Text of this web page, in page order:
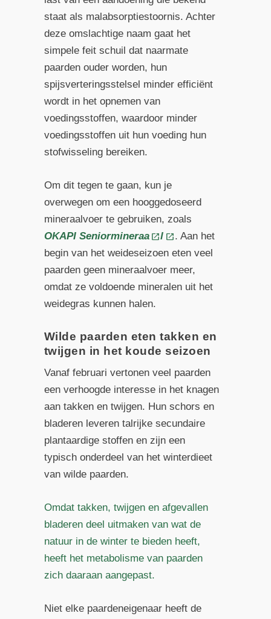
staat als malabsorptiestoornis. Achter
deze omslachtige naam gaat het
simpele feit schuil dat naarmate
paarden ouder worden, hun
spijsverteringsstelsel minder efficiënt
wordt in het opnemen van
voedingsstoffen, waardoor minder
voedingsstoffen uit hun voeding hun
stofwisseling bereiken.
Om dit tegen te gaan, kun je
overwegen om een hooggedoseerd
mineraalvoer te gebruiken, zoals
OKAPI Seniormineraa
l
. Aan het
begin van het weideseizoen eten veel
paarden geen mineraalvoer meer,
omdat ze voldoende mineralen uit het
weidegras kunnen halen.
Wilde paarden eten takken en
twijgen in het koude seizoen
Vanaf februari vertonen veel paarden
een verhoogde interesse in het knagen
aan takken en twijgen. Hun schors en
bladeren leveren talrijke secundaire
plantaardige stoffen en zijn een
typisch onderdeel van het winterdieet
van wilde paarden.
Omdat takken, twijgen en afgevallen
bladeren deel uitmaken van wat de
natuur in de winter te bieden heeft,
heeft het metabolisme van paarden
zich daaraan aangepast.
Niet elke paardeneigenaar heeft de